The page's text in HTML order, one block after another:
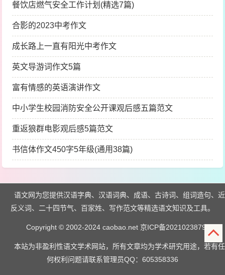
餐饮店燃气安全工作计划(精选7篇)
合影的2023中考作文
成长路上一直有阳光中考作文
英文导游词作文5篇
富有情感的英语演讲作文
中小学生校园消防安全公开课观后感五篇范文
重返狼群电影观后感5篇范文
书信体作文450字5年级(通用38篇)
语文网为您提供汉语字典、汉语词典、成语、古诗词、组词造句、近
反义词、二十四节气、百家姓、写作范文等精选语文知识及工具。
Copyright © 2002-2024 caobao.net 京ICP备2021023879号
本站为非盈利性语文学术网站，所有文章均为学术研究用途，若有任
何权利问题请联系管理员QQ：605358336